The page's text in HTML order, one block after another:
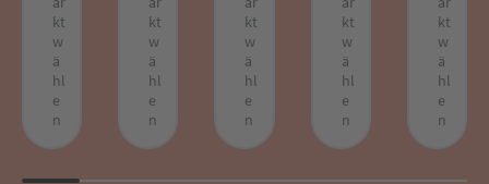
kt
w
ä
hl
e
n
kt
w
ä
hl
e
n
kt
w
ä
hl
e
n
kt
w
ä
hl
e
n
kt
w
ä
hl
e
n